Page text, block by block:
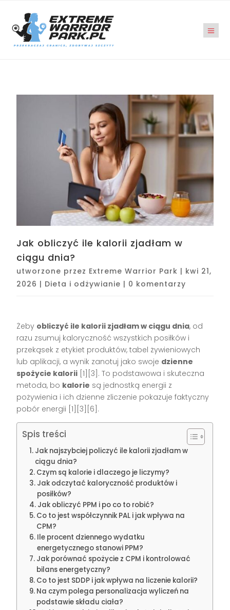
Jak obliczyć ile kalorii zjadłam w
ciągu dnia?
utworzone przez Extreme Warrior Park | kwi 21,
2026 | Dieta i odżywianie | 0 komentarzy
Żeby obliczyć ile kalorii zjadłam w ciągu dnia, od
razu zsumuj kaloryczność wszystkich posiłków i
przekąsek z etykiet produktów, tabel żywieniowych
lub aplikacji, a wynik zanotuj jako swoje dzienne
spożycie kalorii [1][3]. To podstawowa i skuteczna
metoda, bo kalorie są jednostką energii z
pożywienia i ich dzienne zliczenie pokazuje faktyczny
pobór energii [1][3][6].
Spis treści
Jak najszybciej policzyć ile kalorii zjadłam w
ciągu dnia?
Czym są kalorie i dlaczego je liczymy?
Jak odczytać kaloryczność produktów i
posiłków?
Jak obliczyć PPM i po co to robić?
Co to jest współczynnik PAL i jak wpływa na
CPM?
Ile procent dziennego wydatku
energetycznego stanowi PPM?
Jak porównać spożycie z CPM i kontrolować
bilans energetyczny?
Co to jest SDDP i jak wpływa na liczenie kalorii?
Na czym polega personalizacja wyliczeń na
podstawie składu ciała?